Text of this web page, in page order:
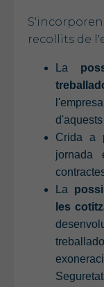
recollits de
La
Crida a
jornada
La
les